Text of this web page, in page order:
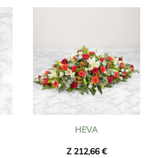
HEVA
Z 212,66 €